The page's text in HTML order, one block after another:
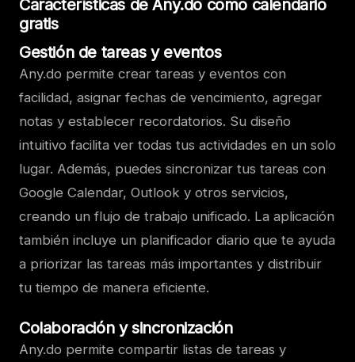
Características de Any.do como calendario
gratis
Gestión de tareas y eventos
Any.do permite crear tareas y eventos con
facilidad, asignar fechas de vencimiento, agregar
notas y establecer recordatorios. Su diseño
intuitivo facilita ver todas tus actividades en un solo
lugar. Además, puedes sincronizar tus tareas con
Google Calendar, Outlook y otros servicios,
creando un flujo de trabajo unificado. La aplicación
también incluye un planificador diario que te ayuda
a priorizar las tareas más importantes y distribuir
tu tiempo de manera eficiente.
Colaboración y sincronización
Any.do permite compartir listas de tareas y